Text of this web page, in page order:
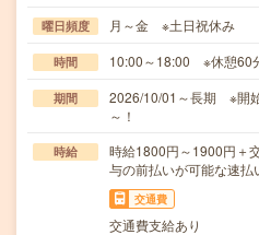
曜日頻度 月～金 ※土日祝休み
時間 10:00～18:00 ※休憩60
期間
2026/10/01～長期 ※開
～！
時給
時給1800円～1900円
与の前払いが可能な速払
交通費
交通費支給あり